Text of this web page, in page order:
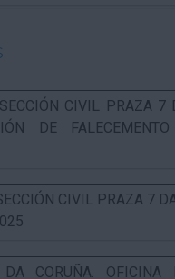
CIVIL PRAZA 7
DE
CIVIL PRAZA 7
DA CORUÑA.